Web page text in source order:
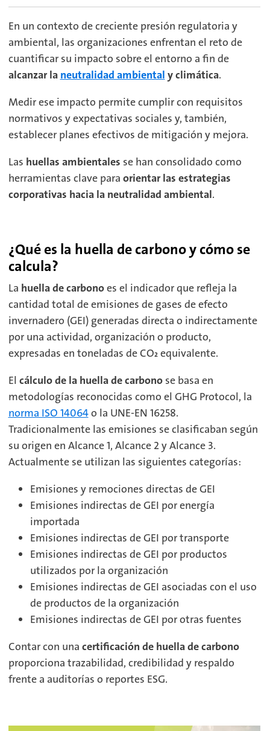
En un contexto de creciente presión regulatoria y
ambiental, las organizaciones enfrentan el reto de
cuantificar su impacto sobre el entorno a fin de
alcanzar la neutralidad ambiental y climática.
Medir ese impacto permite cumplir con requisitos
normativos y expectativas sociales y, también,
establecer planes efectivos de mitigación y mejora.
Las huellas ambientales se han consolidado como
herramientas clave para orientar las estrategias
corporativas hacia la neutralidad ambiental.
¿Qué es la huella de carbono y cómo se
calcula?
La huella de carbonoes el indicador que refleja la
cantidad total de emisiones de gases de efecto
invernadero (GEI) generadas directa o indirectamente
por una actividad, organización o producto,
expresadas en toneladas de CO₂ equivalente.
El cálculo de la huella de carbonose basa en
metodologías reconocidas como el GHG Protocol, la
norma ISO 14064o la UNE-EN 16258.
Tradicionalmente las emisiones se clasificaban según
su origen en Alcance 1, Alcance 2 y Alcance 3.
Actualmente se utilizan las siguientes categorías:
Emisiones y remociones directas de GEI
Emisiones indirectas de GEI por energía
importada
Emisiones indirectas de GEI por transporte
Emisiones indirectas de GEI por productos
utilizados por la organización
Emisiones indirectas de GEI asociadas con el uso
de productos de la organización
Emisiones indirectas de GEI por otras fuentes
Contar con una certificación de huella de carbono
proporciona trazabilidad, credibilidad y respaldo
frente a auditorías o reportes ESG.